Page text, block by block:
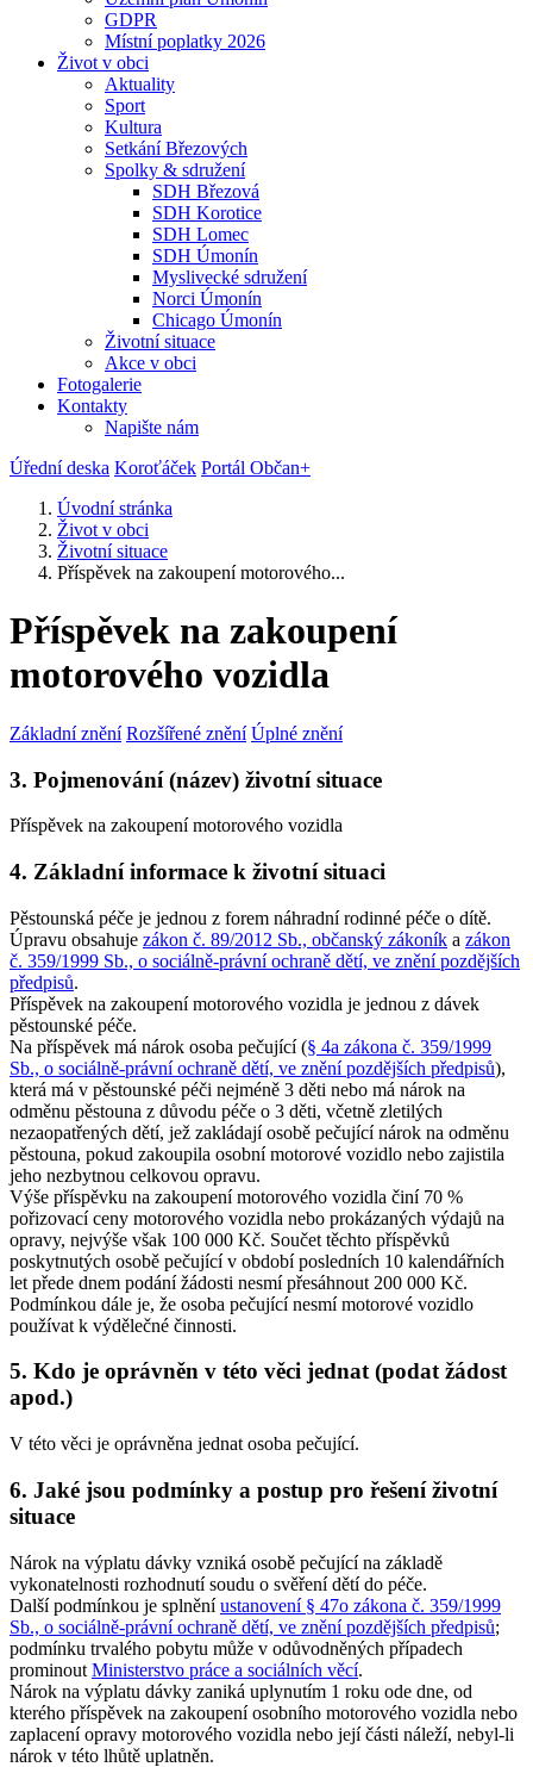
GDPR
Místní poplatky 2026
Život v obci
Aktuality
Sport
Kultura
Setkání Březových
Spolky & sdružení
SDH Březová
SDH Korotice
SDH Lomec
SDH Úmonín
Myslivecké sdružení
Norci Úmonín
Chicago Úmonín
Životní situace
Akce v obci
Fotogalerie
Kontakty
Napište nám
Úřední deska Koroťáček Portál Občan+
Úvodní stránka
Život v obci
Životní situace
Příspěvek na zakoupení motorového...
Příspěvek na zakoupení
motorového vozidla
Základní znění Rozšířené znění Úplné znění
3. Pojmenování (název) životní situace
Příspěvek na zakoupení motorového vozidla
4. Základní informace k životní situaci
Pěstounská péče je jednou z forem náhradní rodinné péče o dítě.
Úpravu obsahuje zákon č. 89/2012 Sb., občanský zákoník a zákon
č. 359/1999 Sb., o sociálně-právní ochraně dětí, ve znění pozdějších
předpisů.
Příspěvek na zakoupení motorového vozidla je jednou z dávek
pěstounské péče.
Na příspěvek má nárok osoba pečující (§ 4a zákona č. 359/1999
Sb., o sociálně-právní ochraně dětí, ve znění pozdějších předpisů),
která má v pěstounské péči nejméně 3 děti nebo má nárok na
odměnu pěstouna z důvodu péče o 3 děti, včetně zletilých
nezaopatřených dětí, jež zakládají osobě pečující nárok na odměnu
pěstouna, pokud zakoupila osobní motorové vozidlo nebo zajistila
jeho nezbytnou celkovou opravu.
Výše příspěvku na zakoupení motorového vozidla činí 70 %
pořizovací ceny motorového vozidla nebo prokázaných výdajů na
opravy, nejvýše však 100 000 Kč. Součet těchto příspěvků
poskytnutých osobě pečující v období posledních 10 kalendářních
let přede dnem podání žádosti nesmí přesáhnout 200 000 Kč.
Podmínkou dále je, že osoba pečující nesmí motorové vozidlo
používat k výdělečné činnosti.
5. Kdo je oprávněn v této věci jednat (podat žádost
apod.)
V této věci je oprávněna jednat osoba pečující.
6. Jaké jsou podmínky a postup pro řešení životní
situace
Nárok na výplatu dávky vzniká osobě pečující na základě
vykonatelnosti rozhodnutí soudu o svěření dětí do péče.
Další podmínkou je splněníustanovení § 47o zákona č. 359/1999
Sb., o sociálně-právní ochraně dětí, ve znění pozdějších předpisů;
podmínku trvalého pobytu může v odůvodněných případech
prominout Ministerstvo práce a sociálních věcí.
Nárok na výplatu dávky zaniká uplynutím 1 roku ode dne, od
kterého příspěvek na zakoupení osobního motorového vozidla nebo
zaplacení opravy motorového vozidla nebo její části náleží, nebyl-li
nárok v této lhůtě uplatněn.